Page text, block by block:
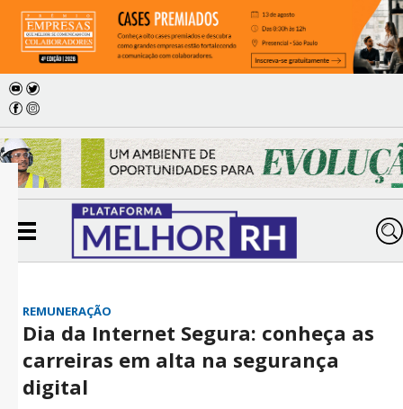
REMUNERAÇÃO
Dia da Internet Segura: conheça as
carreiras em alta na segurança
digital